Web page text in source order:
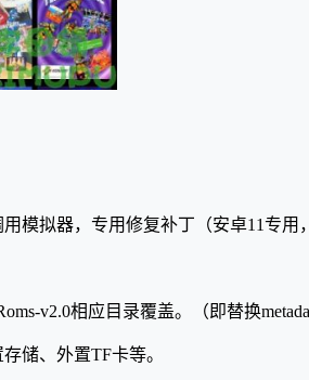
模拟器，专用修复补丁（安卓11专用
v2.0相应目录覆盖。（即替换
储、外置TF卡等。